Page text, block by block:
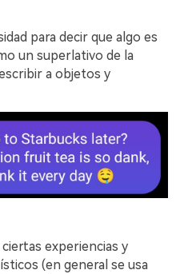
para decir que algo es
un superlativo de la
a objetos y
experiencias y
(en general se usa